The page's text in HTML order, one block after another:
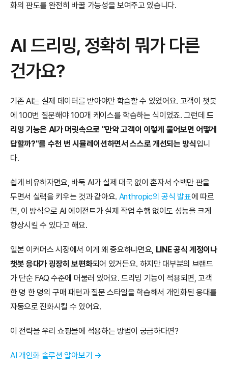
화의 판도를 완전히 바꿀 가능성을 보여주고 있습니다.
AI 드리밍, 정확히 뭐가 다른
건가요?
기존 AI는 실제 데이터를 받아야만 학습할 수 있었어요. 고객이 챗봇
에 100번 질문해야 100개 케이스를 학습하는 식이었죠. 그런데 드
리밍 기능은 AI가 머릿속으로 "만약 고객이 이렇게 물어보면 어떻게
답할까?"를 수천 번 시뮬레이션하면서 스스로 개선되는 방식입니
다.
쉽게 비유하자면요, 바둑 AI가 실제 대국 없이 혼자서 수백만 판을
두면서 실력을 키우는 것과 같아요. Anthropic의 공식 발표에 따르
면, 이 방식으로 AI 에이전트가 실제 작업 수행 없이도 성능을 크게
향상시킬 수 있다고 해요.
일본 이커머스 시장에서 이게 왜 중요하냐면요, LINE 공식 계정이나
챗봇 응대가 굉장히 보편화되어 있거든요. 하지만 대부분의 브랜드
가 단순 FAQ 수준에 머물러 있어요. 드리밍 기능이 적용되면, 고객
한 명 한 명의 구매 패턴과 질문 스타일을 학습해서 개인화된 응대를
자동으로 진화시킬 수 있어요.
이 전략을 우리 쇼핑몰에 적용하는 방법이 궁금하다면?
AI 개인화 솔루션 알아보기 →